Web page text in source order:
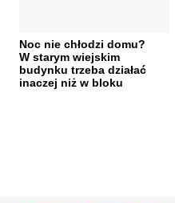
Noc nie chłodzi domu?
W starym wiejskim
budynku trzeba działać
inaczej niż w bloku